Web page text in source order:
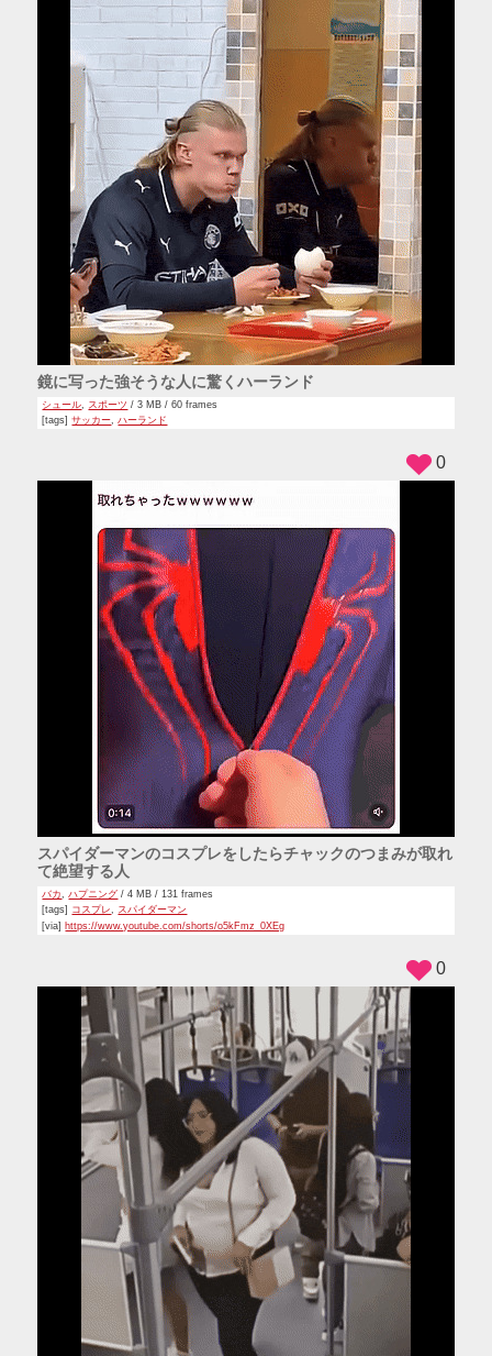
鏡に写った強そうな人に驚くハーランド
シュール スポーツ / 3 MB / 60 frames
[tags]サッカー,ハーランド
スパイダーマンのコスプレをしたらチャックのつまみが取れ
て絶望する人
バカ ,ハプニング / 4 MB / 131 frames
[tags] コスプレ, スパイダーマン
[via] https://www.youtube.com/shorts/o5kFmz_0XEg
0
0